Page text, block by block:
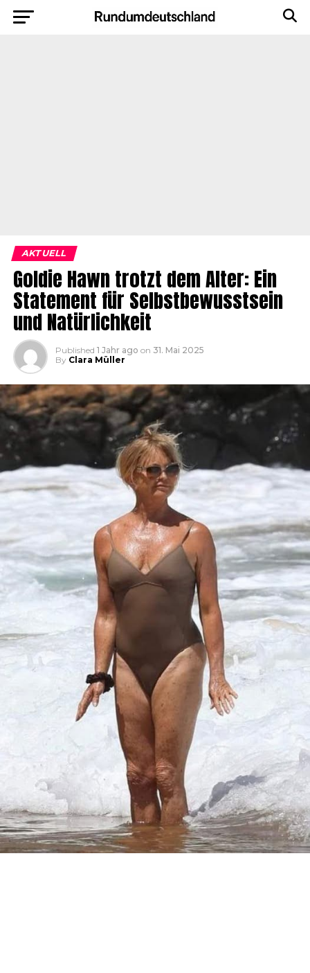
AKTUELL
Goldie Hawn trotzt dem Alter: Ein
Statement für Selbstbewusstsein
und Natürlichkeit
Published 1 Jahr ago on 31. Mai 2025
By Clara Müller